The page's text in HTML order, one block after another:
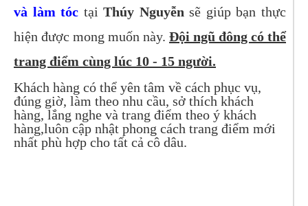
và làm tóc tạiThúy Nguyễn sẽ giúp bạn thực
hiện được mong muốn này. Đội ngũ đông có thể
trang điểm cùng lúc 10 - 15 người.
Khách hàng có thể yên tâm về cách phục vụ,
đúng giờ, làm theo nhu cầu, sở thích khách
hàng, lắng nghe và trang điểm theo ý khách
hàng,luôn cập nhật phong cách trang điểm mới
nhất phù hợp cho tất cả cô dâu.